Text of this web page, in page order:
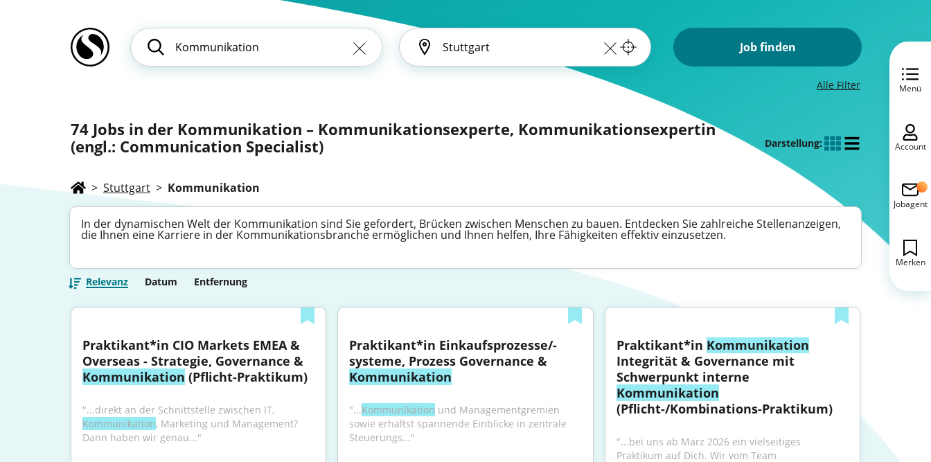
Job finden
Alle Filter
74 Jobs in der Kommunikation – Kommunikationsexperte, Kommunikationsexpertin
(engl.: Communication Specialist)
Darstellung:
> Stuttgart > Kommunikation
In der dynamischen Welt der Kommunikation sind Sie gefordert, Brücken zwischen Menschen zu bauen. Entdecken Sie zahlreiche Stellenanzeigen,
die Ihnen eine Karriere in der Kommunikationsbranche ermöglichen und Ihnen helfen, Ihre Fähigkeiten effektiv einzusetzen.
Relevanz Datum Entfernung
Praktikant*in CIO Markets EMEA &
Kommunikation (Pflicht-Praktikum)
Kommunikation, Marketing und Management?
Dann haben wir genau..."
Praktikant*in Einkaufsprozesse/-
Kommunikation
"...Kommunikation und Managementgremien
sowie erhältst spannende Einblicke in zentrale
Steuerungs..."
Praktikant*in Kommunikation
Integrität & Governance mit
Kommunikation
(Pflicht-/Kombinations-Praktikum)
"...bei uns ab März 2026 ein vielseitiges
Menü
Account
Jobagent
Merken